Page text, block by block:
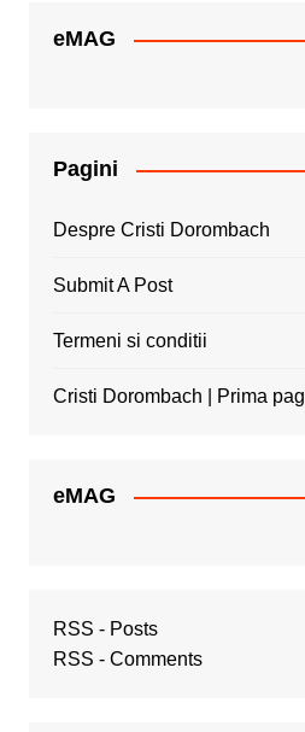
eMAG
Pagini
Despre Cristi Dorombach
Submit A Post
Termeni si conditii
Cristi Dorombach | Prima
eMAG
RSS - Posts
RSS - Comments